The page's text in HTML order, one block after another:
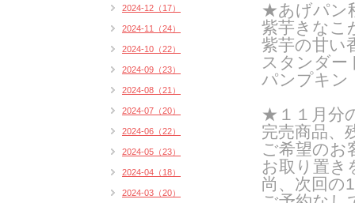
★あげパン
紫芋きなこ
紫芋の甘い
スタンダー
パンプキン
★１１月分
完売商品、
ご希望のお
お取り置き
尚、次回の
2024-12（17）
2024-11（24）
2024-10（22）
2024-09（23）
2024-08（21）
2024-07（20）
2024-06（22）
2024-05（23）
2024-04（18）
2024-03（20）